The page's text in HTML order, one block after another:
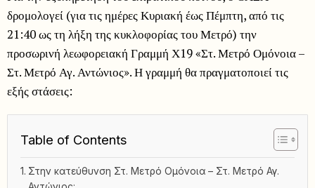
δρομολογεί (για τις ημέρες Κυριακή έως Πέμπτη, από τις
21:40 ως τη λήξη της κυκλοφορίας του Μετρό) την
προσωρινή λεωφορειακή Γραμμή Χ19 «Στ. Μετρό Ομόνοια –
Στ. Μετρό Αγ. Αντώνιος». Η γραμμή θα πραγματοποιεί τις
εξής στάσεις:
Table of Contents
Στην κατεύθυνση Στ. Μετρό Ομόνοια – Στ. Μετρό Αγ.